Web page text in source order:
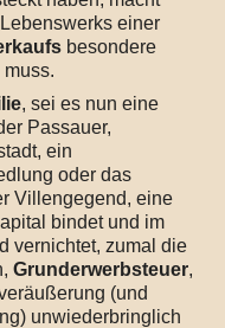
einer
besondere
, sei es nun eine
Passauer,
ein
oder das
Villengegend, eine
bindet und im
vernichtet, zumal die
Grunderwerbsteuer,
(und
unwiederbringlich